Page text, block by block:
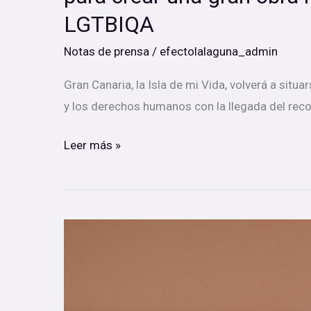
LGTBIQA
Notas de prensa / efectolalaguna_admin
Gran Canaria, la Isla de mi Vida, volverá a
y los derechos humanos con la llegada del
los
derechos
Leer más »